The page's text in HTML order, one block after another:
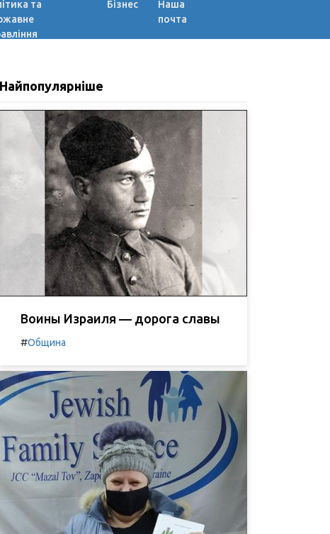
та
Бізнес
Наша
почта
Найпопулярніше
Воины Израиля — дорога славы
#Община